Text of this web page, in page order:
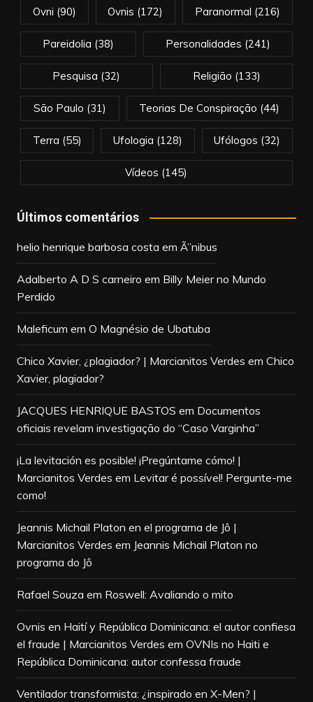
Ovni (90) Ovnis (172) Paranormal (216)
Pareidolia (38) Personalidades (241)
Pesquisa (32) Religião (133)
São Paulo (31) Teorias De Conspiração (44)
Terra (55) Ufologia (128) Ufólogos (32)
Vídeos (145)
Últimos comentários
helio henrique barbosa costa em Ã”nibus
Adalberto A D S carneiro em Billy Meier no Mundo
Perdido
Maleficum em O Magnésio de Ubatuba
Chico Xavier, ¿plagiador? | Marcianitos Verdes em Chico
Xavier, plagiador?
JACQUES HENRIQUE BASTOS em Documentos
oficiais revelam investigação do “Caso Varginha”
¡La levitación es posible! ¡Pregúntame cómo! |
Marcianitos Verdes em Levitar é possível! Pergunte-me
como!
Jeannis Michail Platon en el programa de Jô |
Marcianitos Verdes em Jeannis Michail Platon no
programa do Jô
Rafael Souza em Roswell: Avaliando o mito
Ovnis en Haití y República Dominicana: el autor confiesa
el fraude | Marcianitos Verdes em OVNIs no Haiti e
República Dominicana: autor confessa fraude
Ventilador transformista: ¿inspirado en X-Men? |